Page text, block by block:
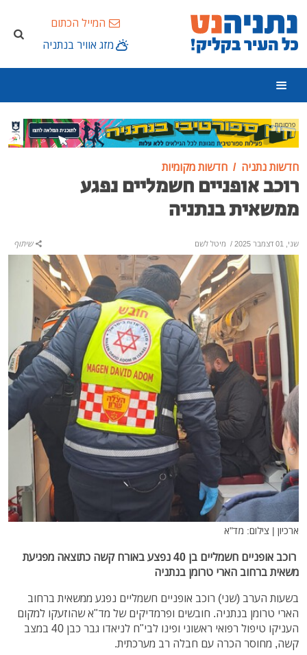
המייל הכתום
מזג אוויר בנתניה
פרסומת
חדשות נתניה חדשות מקומיות
רוכב אופניים חשמליים נפגע
ממשאית בנתניה
שני, 01 דצמבר 2025 / מיטל לשם שיתוף
ארכיון | צילום: מד"א
רוכב אופניים חשמליים בן 40 נפצע באורח קשה כתוצאה מפגיעת
משאית ברחוב הארי טרומן בנתניה
בשעות הערב (שני) רוכב אופניים חשמליים נפגע ממשאית ברחוב
הארי טרומן בנתניה. חובשים ופרמדיקים של מד"א שהוזעקו למקום
העניקו טיפול רפואי ראשוני ופינו לבי"ח לניאדו גבר כבן 40 במצב
קשה, מחוסר הכרה עם חבלה רב מערכתית.